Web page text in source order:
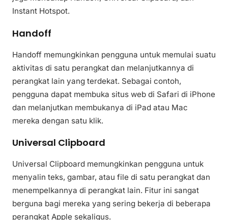
Instant Hotspot.
Handoff
Handoff memungkinkan pengguna untuk memulai suatu
aktivitas di satu perangkat dan melanjutkannya di
perangkat lain yang terdekat. Sebagai contoh,
pengguna dapat membuka situs web di Safari di iPhone
dan melanjutkan membukanya di iPad atau Mac
mereka dengan satu klik.
Universal Clipboard
Universal Clipboard memungkinkan pengguna untuk
menyalin teks, gambar, atau file di satu perangkat dan
menempelkannya di perangkat lain. Fitur ini sangat
berguna bagi mereka yang sering bekerja di beberapa
perangkat Apple sekaligus.